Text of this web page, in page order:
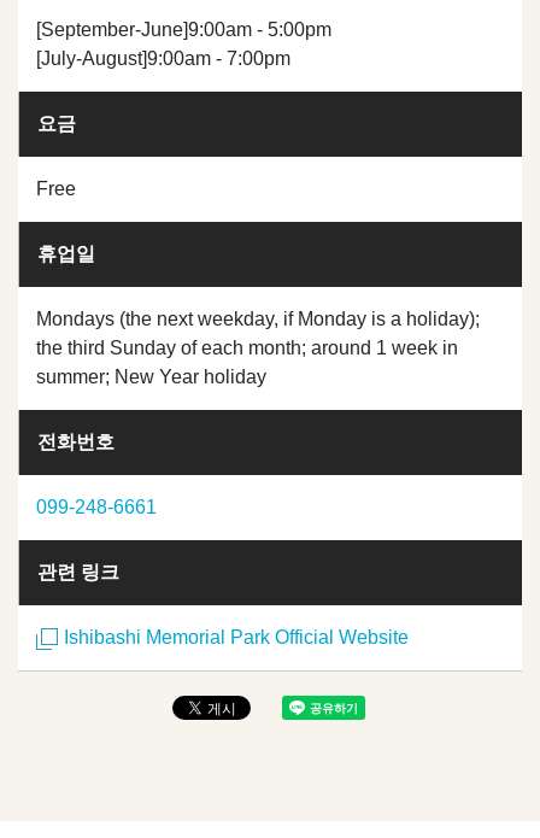
[September-June]9:00am - 5:00pm
[July-August]9:00am - 7:00pm
요금
Free
휴업일
Mondays (the next weekday, if Monday is a holiday);
the third Sunday of each month; around 1 week in
summer; New Year holiday
전화번호
099-248-6661
관련 링크
Ishibashi Memorial Park Official Website